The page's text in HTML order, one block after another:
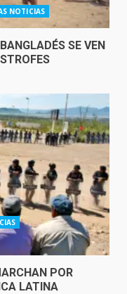
NOTICIAS
SE VEN
POR
LATINA